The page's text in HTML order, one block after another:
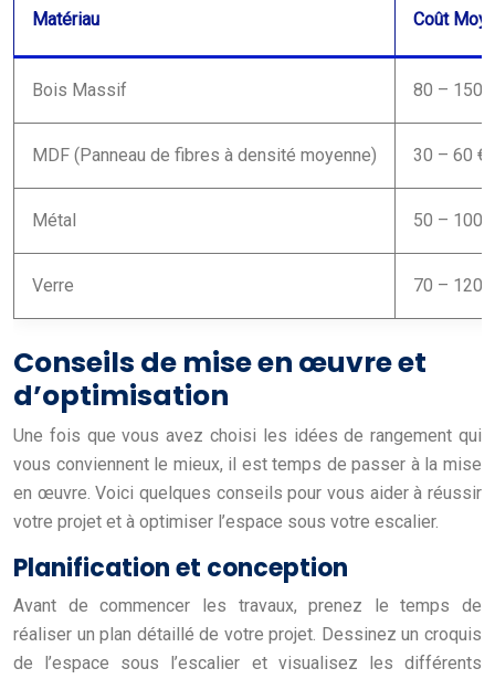
Matériau Coût
Bois Massif 80 – 150
MDF (Panneau de fibres à densité moyenne) 30 – 60 €
Métal 50 – 100
Verre 70 – 120
Conseils de mise en œuvre et
d’optimisation
Une fois que vous avez choisi les idées de rangement qui
vous conviennent le mieux, il est temps de passer à la mise
en œuvre. Voici quelques conseils pour vous aider à réussir
votre projet et à optimiser l’espace sous votre escalier.
Planification et conception
Avant de commencer les travaux, prenez le temps de
réaliser un plan détaillé de votre projet. Dessinez un croquis
de l’espace sous l’escalier et visualisez les différents